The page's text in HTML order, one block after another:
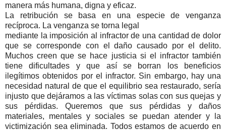
manera más humana, digna y eficaz.
La retribución se basa en una especie de venganza
recíproca. La venganza se torna legal
mediante la imposición al infractor de una cantidad de dolor
que se corresponde con el daño causado por el delito.
Muchos creen que se hace justicia si el infractor también
tiene dificultades y que así se borran los beneficios
ilegítimos obtenidos por el infractor. Sin embargo, hay una
necesidad natural de que el equilibrio sea restaurado, sería
injusto que dejáramos a las víctimas solas con sus quejas y
sus pérdidas. Queremos que sus pérdidas y daños
materiales, mentales y sociales se puedan atender y la
victimización sea eliminada. Todos estamos de acuerdo en